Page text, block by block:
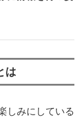
は
しみにしている